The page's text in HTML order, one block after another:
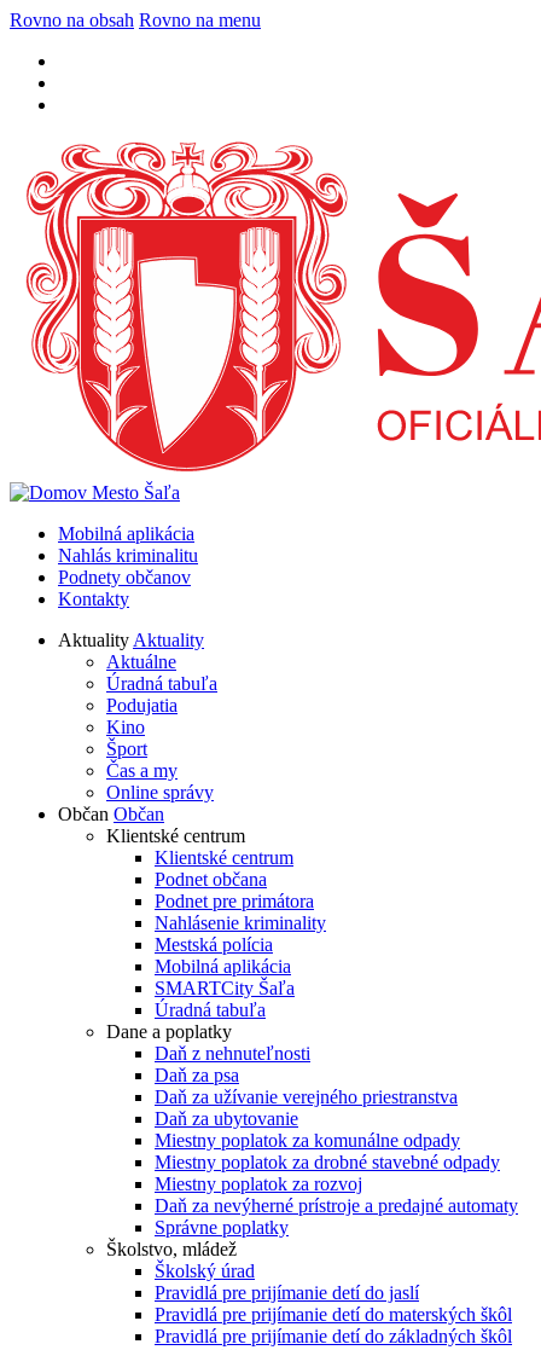
Rovno na obsah Rovno na menu
Mobilná aplikácia
Nahlás kriminalitu
Podnety občanov
Kontakty
AktualityAktuality
Aktuálne
Úradná tabuľa
Podujatia
Kino
Šport
Čas a my
Online správy
Občan Občan
Klientské centrum
Klientské centrum
Podnet občana
Podnet pre primátora
Nahlásenie kriminality
Mestská polícia
Mobilná aplikácia
SMARTCity Šaľa
Úradná tabuľa
Dane a poplatky
Daň z nehnuteľnosti
Daň za psa
Daň za užívanie verejného priestranstva
Daň za ubytovanie
Miestny poplatok za komunálne odpady
Miestny poplatok za drobné stavebné odpady
Miestny poplatok za rozvoj
Daň za nevýherné prístroje a predajné automaty
Správne poplatky
Školstvo, mládež
Školský úrad
Pravidlá pre prijímanie detí do jaslí
Pravidlá pre prijímanie detí do materských škôl
Pravidlá pre prijímanie detí do základných škôl